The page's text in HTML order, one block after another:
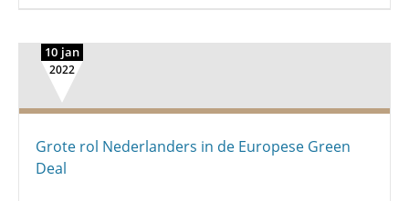
10 jan
2022
Grote rol Nederlanders in de Europese Green
Deal